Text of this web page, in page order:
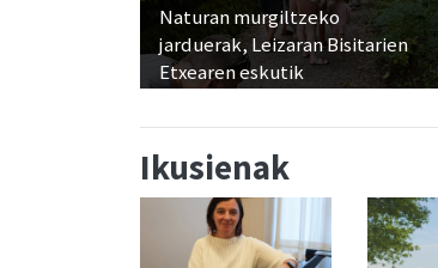
Naturan murgiltzeko
jarduerak, Leizaran Bisitarien
Etxearen eskutik
Ikusienak